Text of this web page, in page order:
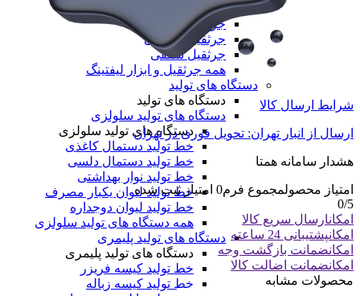
جرثقیل بازویی
جرثقیل دروازه ای
جرثقیل ماشینی
جرثقیل سقفی
همه جرثقیل و ابزار لیفتینگ
دستگاه های تولید
دستگاه های تولید
دستگاه های تولید سلولزی
دستگاه های تولید سلولزی
خط تولید دستمال کاغذی
خط تولید دستمال دلسی
خط تولید نوار بهداشتی
خط تولید لیوان یکبار مصرف
خط تولید لیوان دوجداره
همه دستگاه های تولید سلولزی
دستگاه های تولید پلیمری
دستگاه های تولید پلیمری
خط تولید کیسه فریزر
خط تولید کیسه زباله
شرایط ارسال کالا
ارسال از انبار تهران: تحویل فوری در تهران
هشدار سامانه همتا
امتیاز محصولمجموع فرم0 امتیاز ثبت شده
0/5
امکانارسال سریع کالا
امکانپشتیبانی 24 ساعته
امکانضمانت بازگشت وجه
امکانضمانت اضالت کالا
محصولات مشابه